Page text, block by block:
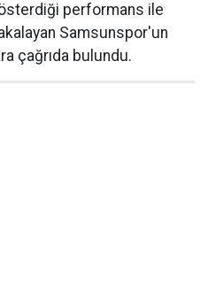
performans ile
Samsunspor'un
çağrıda bulundu.